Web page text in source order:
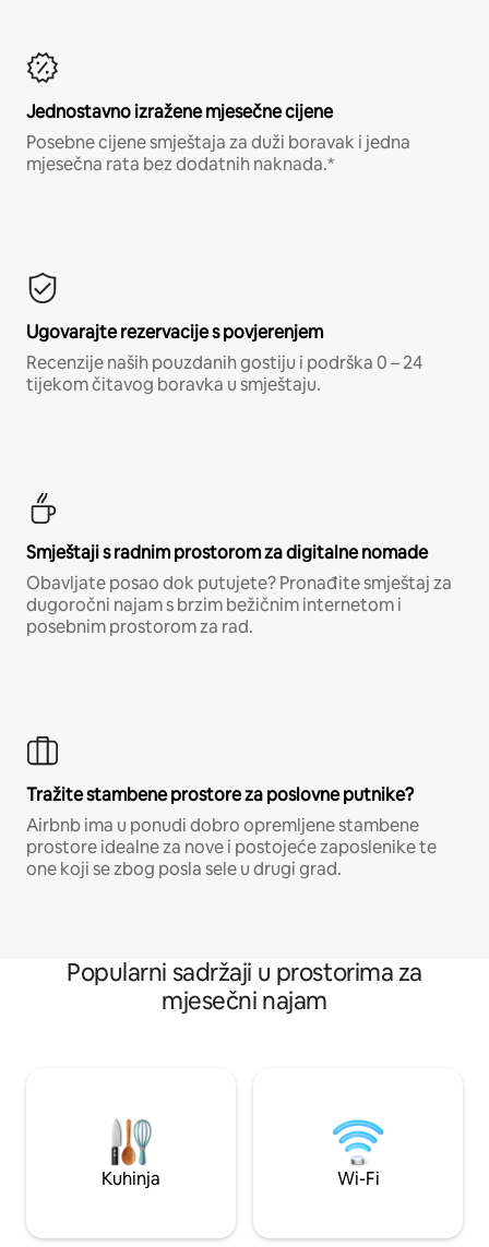
Jednostavno izražene mjesečne cijene
Posebne cijene smještaja za duži boravak i jedna
mjesečna rata bez dodatnih naknada.*
Ugovarajte rezervacije s povjerenjem
Recenzije naših pouzdanih gostiju i podrška 0 – 24
tijekom čitavog boravka u smještaju.
Smještaji s radnim prostorom za digitalne nomade
Obavljate posao dok putujete? Pronađite smještaj za
dugoročni najam s brzim bežičnim internetom i
posebnim prostorom za rad.
Tražite stambene prostore za poslovne putnike?
Airbnb ima u ponudi dobro opremljene stambene
prostore idealne za nove i postojeće zaposlenike te
one koji se zbog posla sele u drugi grad.
Popularni sadržaji u prostorima za
mjesečni najam
Kuhinja Wi-Fi